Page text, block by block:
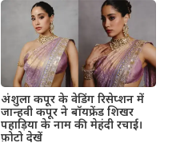
अंशुला कपूर के वेडिंग रिसेप्शन में
जान्हवी कपूर ने बॉयफ्रेंड शिखर
पहाड़िया के नाम की मेहंदी रचाई।
फ़ोटो देखें